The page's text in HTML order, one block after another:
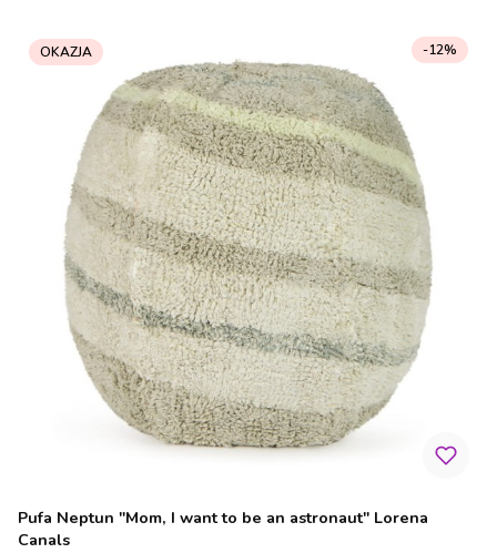
OKAZJA
Pufa Neptun "Mom, I want to be an astronaut" Lorena
Canals
-12%